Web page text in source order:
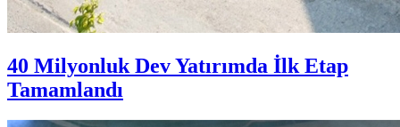
40 Milyonluk Dev Yatırımda İlk Etap
Tamamlandı